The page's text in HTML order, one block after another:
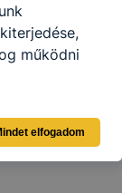
működni
elfogadom